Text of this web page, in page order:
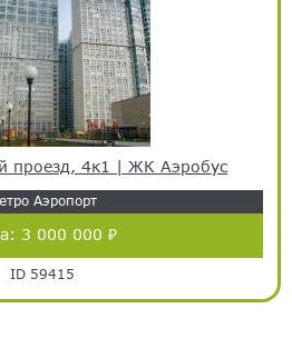
проезд, 4к1 | ЖК Аэробус
Аэропорт
3 000 000 ₽
ID 59415